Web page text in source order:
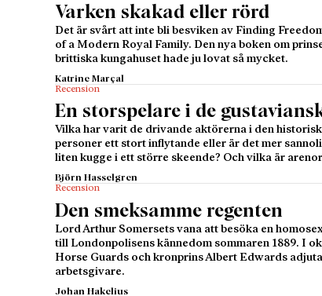
Varken skakad eller rörd
Det är svårt att inte bli besviken av Finding
of a Modern Royal Family. Den nya boken om
brittiska kungahuset hade ju lovat så mycket.
Katrine Marçal
Recension
En storspelare i de
Vilka har varit de drivande aktörerna i den
personer ett stort inflytande eller är det mer
liten kugge i ett större skeende? Och vilka är
Björn Hasselgren
Recension
Den smeksamme regenten
Lord Arthur Somersets vana att besöka en
till Londonpolisens kännedom sommaren 1889. I
Horse Guards och kronprins Albert Edwards
arbetsgivare.
Johan Hakelius